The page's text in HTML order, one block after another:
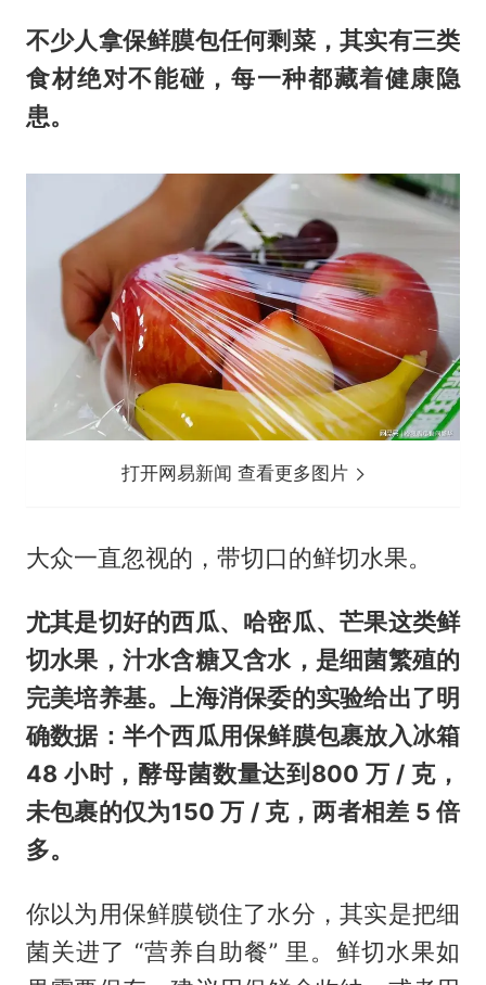
不少人拿保鲜膜包任何剩菜，其实有三类
食材绝对不能碰，每一种都藏着健康隐
患。
打开网易新闻 查看更多图片
大众一直忽视的，带切口的鲜切水果。
尤其是切好的西瓜、哈密瓜、芒果这类鲜
切水果，汁水含糖又含水，是细菌繁殖的
完美培养基。上海消保委的实验给出了明
确数据：半个西瓜用保鲜膜包裹放入冰箱
48 小时，酵母菌数量达到800 万 / 克，
未包裹的仅为150 万 / 克，两者相差 5 倍
多。
你以为用保鲜膜锁住了水分，其实是把细
菌关进了 “营养自助餐” 里。鲜切水果如